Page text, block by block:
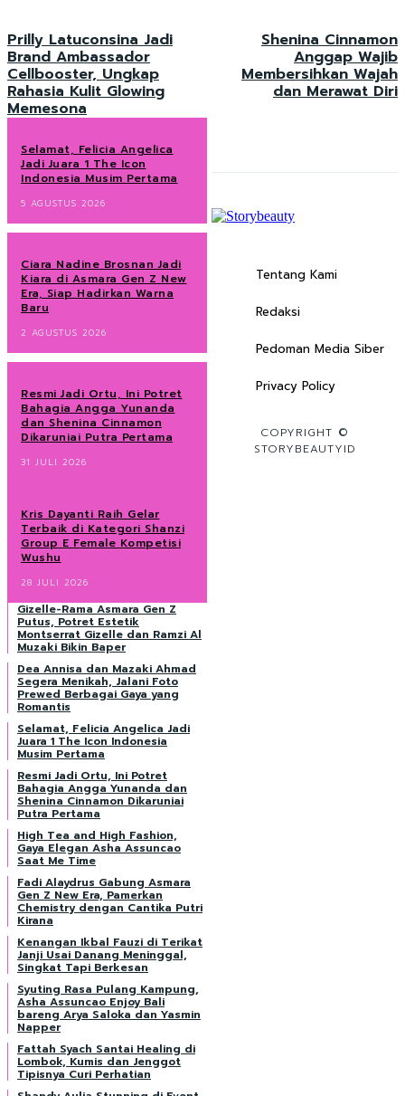
Prilly Latuconsina Jadi
Brand Ambassador
Cellbooster, Ungkap
Rahasia Kulit Glowing
Memesona
Shenina Cinnamon
Anggap Wajib
Membersihkan Wajah
dan Merawat Diri
Selamat, Felicia Angelica
Jadi Juara 1 The Icon
Indonesia Musim Pertama
5 AGUSTUS 2026
Ciara Nadine Brosnan Jadi
Kiara di Asmara Gen Z New
Era, Siap Hadirkan Warna
Baru
2 AGUSTUS 2026
Resmi Jadi Ortu, Ini Potret
Bahagia Angga Yunanda
dan Shenina Cinnamon
Dikaruniai Putra Pertama
31 JULI 2026
Kris Dayanti Raih Gelar
Terbaik di Kategori Shanzi
Group E Female Kompetisi
Wushu
28 JULI 2026
Gizelle-Rama Asmara Gen Z
Putus, Potret Estetik
Montserrat Gizelle dan Ramzi Al
Muzaki Bikin Baper
Dea Annisa dan Mazaki Ahmad
Segera Menikah, Jalani Foto
Prewed Berbagai Gaya yang
Romantis
Selamat, Felicia Angelica Jadi
Juara 1 The Icon Indonesia
Musim Pertama
Resmi Jadi Ortu, Ini Potret
Bahagia Angga Yunanda dan
Shenina Cinnamon Dikaruniai
Putra Pertama
High Tea and High Fashion,
Gaya Elegan Asha Assuncao
Saat Me Time
Fadi Alaydrus Gabung Asmara
Gen Z New Era, Pamerkan
Chemistry dengan Cantika Putri
Kirana
Kenangan Ikbal Fauzi di Terikat
Janji Usai Danang Meninggal,
Singkat Tapi Berkesan
Syuting Rasa Pulang Kampung,
Asha Assuncao Enjoy Bali
bareng Arya Saloka dan Yasmin
Napper
Fattah Syach Santai Healing di
Lombok, Kumis dan Jenggot
Tipisnya Curi Perhatian
Tentang Kami
Redaksi
Pedoman Media Siber
Privacy Policy
COPYRIGHT ©
STORYBEAUTYID